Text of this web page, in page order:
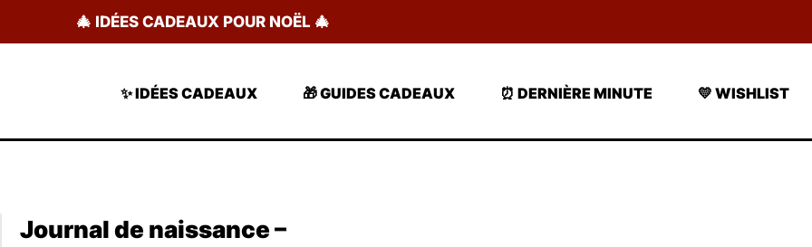
🎄 IDÉES CADEAUX POUR NOËL 🎄
✨ IDÉES CADEAUX 🎁 GUIDES CADEAUX ⏰ DERNIÈRE MINUTE 💛 WISHLIST
Journal de naissance –